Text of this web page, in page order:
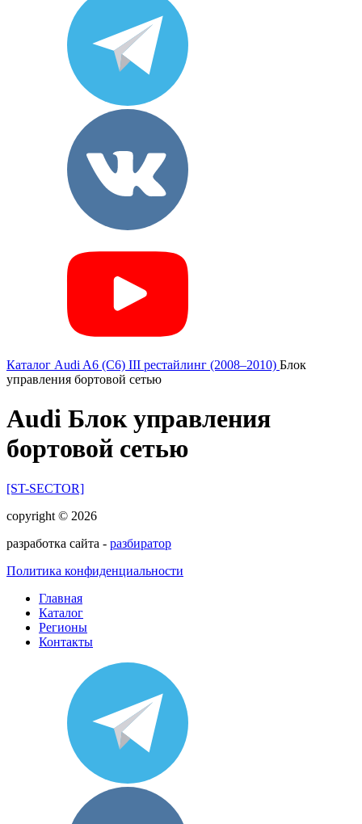
Каталог Audi A6 (C6) III рестайлинг (2008–2010) Блок
управления бортовой сетью
Audi Блок управления
бортовой сетью
[ST-SECTOR]
copyright © 2026
разработка сайта - разбиратор
Политика конфиденциальности
Главная
Каталог
Регионы
Контакты